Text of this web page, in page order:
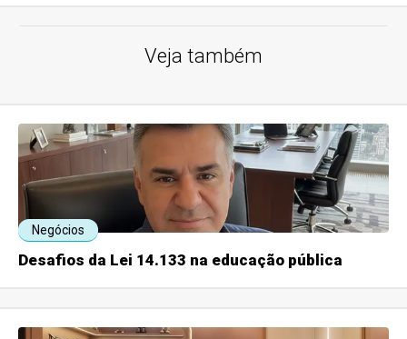
Veja também
Negócios
Desafios da Lei 14.133 na educação pública